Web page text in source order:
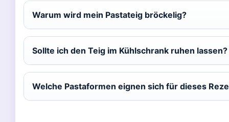
Warum wird mein Pastateig bröckelig?
Sollte ich den Teig im Kühlschrank ruhen lassen?
Welche Pastaformen eignen sich für dieses